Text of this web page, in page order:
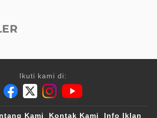
Ikuti kami di:
Kami Kontak Kami Info Iklan